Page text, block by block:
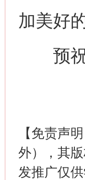
加美好
预祝
【免责声
外），其
发推广仅